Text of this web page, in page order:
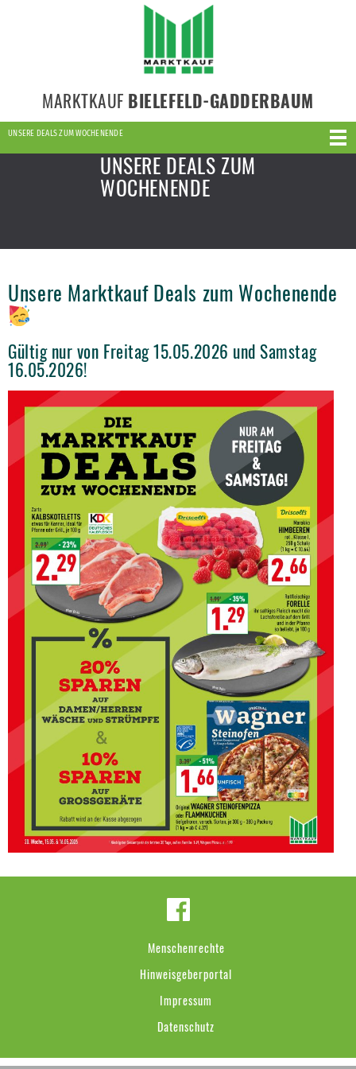
MARKTKAUF BIELEFELD-GADDERBAUM
UNSERE DEALS ZUM WOCHENENDE
UNSERE DEALS ZUM
WOCHENENDE
Unsere Marktkauf Deals zum Wochenende
Gültig nur von Freitag 15.05.2026 und Samstag
16.05.2026!
Menschenrechte
Hinweisgeberportal
Impressum
Datenschutz